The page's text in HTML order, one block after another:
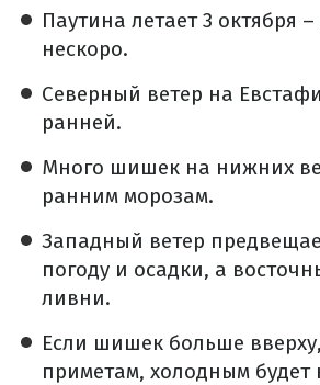
Паутина летает 3 октября
нескоро.
Северный ветер на
ранней.
Много шишек на нижних
ранним морозам.
Западный ветер
погоду и осадки, а
ливни.
Если шишек больше
приметам, холодным будет